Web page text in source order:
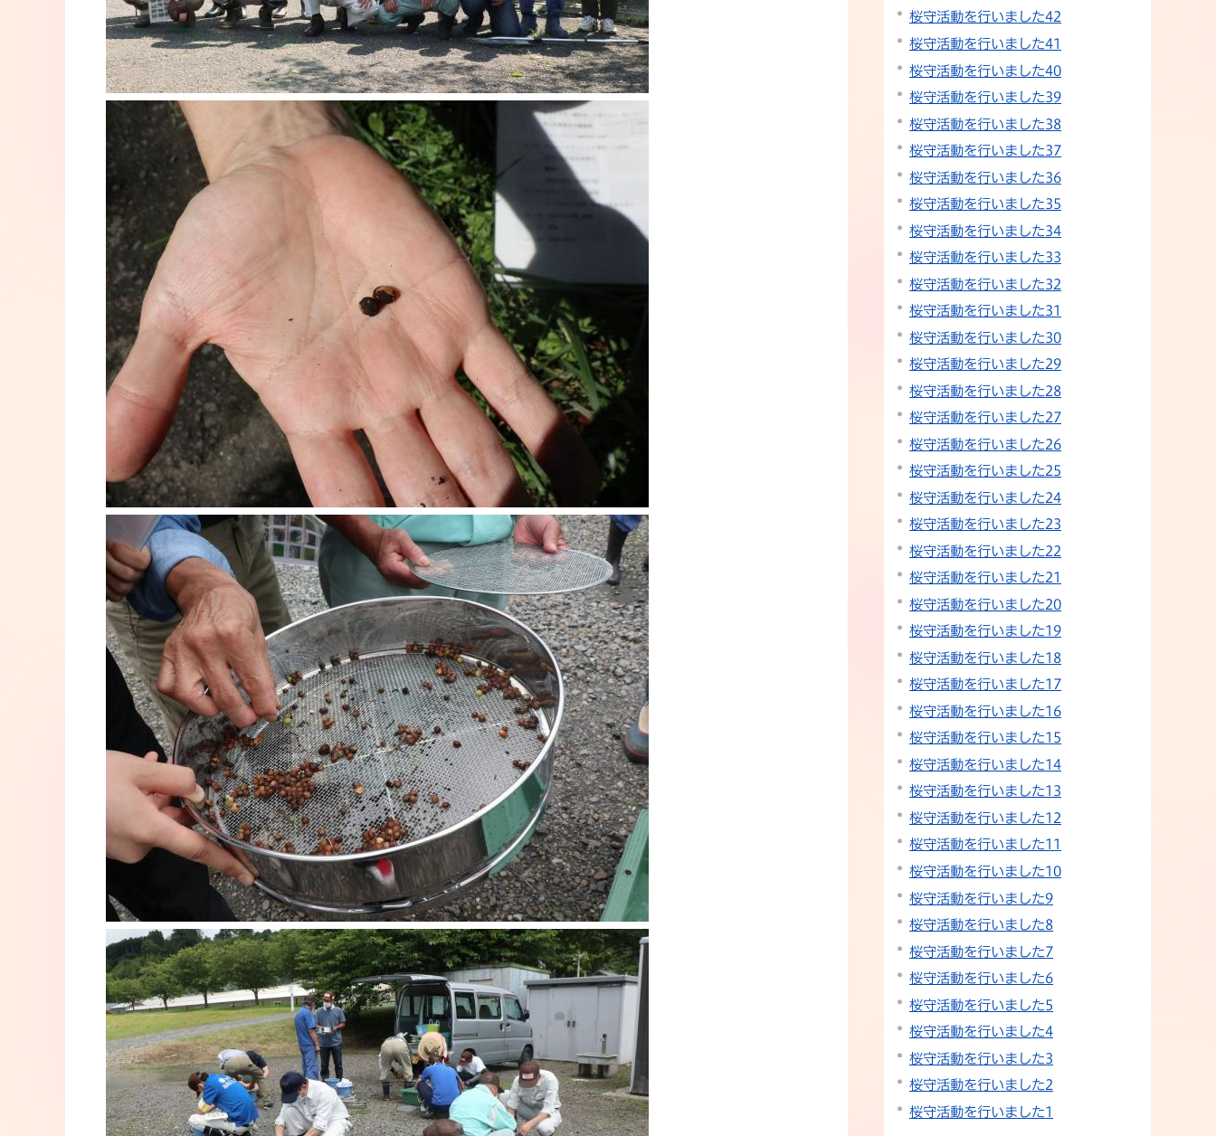
桜守活動を行いました42
桜守活動を行いました41
桜守活動を行いました40
桜守活動を行いました39
桜守活動を行いました38
桜守活動を行いました37
桜守活動を行いました36
桜守活動を行いました35
桜守活動を行いました34
桜守活動を行いました33
桜守活動を行いました32
桜守活動を行いました31
桜守活動を行いました30
桜守活動を行いました29
桜守活動を行いました28
桜守活動を行いました27
桜守活動を行いました26
桜守活動を行いました25
桜守活動を行いました24
桜守活動を行いました23
桜守活動を行いました22
桜守活動を行いました21
桜守活動を行いました20
桜守活動を行いました19
桜守活動を行いました18
桜守活動を行いました17
桜守活動を行いました16
桜守活動を行いました15
桜守活動を行いました14
桜守活動を行いました13
桜守活動を行いました12
桜守活動を行いました11
桜守活動を行いました10
桜守活動を行いました9
桜守活動を行いました8
桜守活動を行いました7
桜守活動を行いました6
桜守活動を行いました5
桜守活動を行いました4
桜守活動を行いました3
桜守活動を行いました2
桜守活動を行いました1